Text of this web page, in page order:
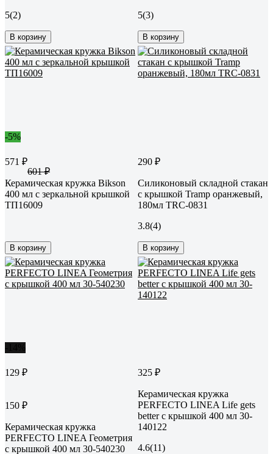
5(2)
В корзину
5(3)
В корзину
-5%
571 ₽
601 ₽
Керамическая кружка Bikson
400 мл с зеркальной крышкой
ТП16009
В корзину
290 ₽
Силиконовый складной стакан
с крышкой Tramp оранжевый,
180мл TRC-0831
3.8(4)
В корзину
129 ₽
150 ₽
Керамическая кружка
PERFECTO LINEA Геометрия
с крышкой 400 мл 30-540230
325 ₽
Керамическая кружка
PERFECTO LINEA Life gets
better с крышкой 400 мл 30-
140122
4.6(11)